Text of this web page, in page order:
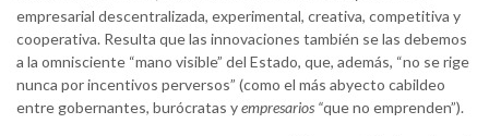
empresarial descentralizada, experimental, creativa, competitiva y
cooperativa. Resulta que las innovaciones también se las debemos
a la omnisciente “mano visible” del Estado, que, además, “no se rige
nunca por incentivos perversos” (como el más abyecto cabildeo
entre gobernantes, burócratas yempresarios “que no emprenden”).